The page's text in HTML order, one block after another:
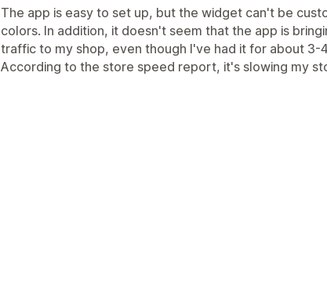
Zarządzanie listą
Udostępnianie e-maili Udostępnianie w mediach
Udostępnianie linków Pulpit Wiele list Dodaj do
The app is easy to set up, but the widget can't be
colors. In addition, it doesn't seem that the app is
traffic to my shop, even though I've had it for about 3-
According to the store speed report, it's slowing my